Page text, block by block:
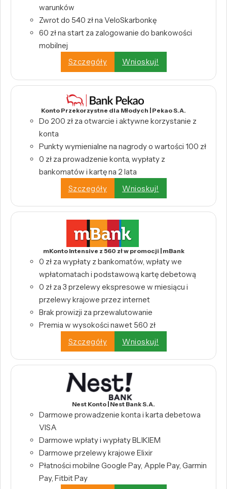
warunków
Zwrot do 540 zł na VeloSkarbonkę
60 zł na start za zalogowanie do bankowości
mobilnej
Szczegóły
Wnioskuj!
Konto Przekorzystne dla Młodych | Pekao S.A.
Do 200 zł za otwarcie i aktywne korzystanie z
konta
Punkty wymienialne na nagrody o wartości 100 zł
0 zł za prowadzenie konta, wypłaty z
bankomatów i kartę na 2 lata
Szczegóły
Wnioskuj!
mKonto Intensive z 560 zł w promocji | mBank
0 zł za wypłaty z bankomatów, wpłaty we
wpłatomatach i podstawową kartę debetową
0 zł za 3 przelewy ekspresowe w miesiącu i
przelewy krajowe przez internet
Brak prowizji za przewalutowanie
Premia w wysokości nawet 560 zł
Szczegóły
Wnioskuj!
Nest Konto | Nest Bank S.A.
Darmowe prowadzenie konta i karta debetowa
VISA
Darmowe wpłaty i wypłaty BLIKIEM
Darmowe przelewy krajowe Elixir
Płatności mobilne Google Pay, Apple Pay, Garmin
Pay, Fitbit Pay